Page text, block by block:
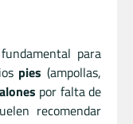
para
pies (ampollas,
por falta de
recomendar